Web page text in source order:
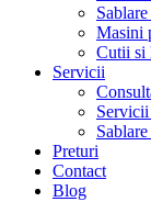
Masini
Cutii si
Servicii
Servicii
Preturi
Contact
Blog